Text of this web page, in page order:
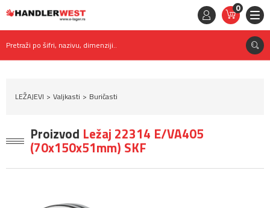
0
STAVKE
0,
RSD
Pretraži po šifri, nazivu, dimenziji..
LEŽAJEVI Valjkasti Buričasti
Proizvod Ležaj 22314 E/VA405
(70x150x51mm) SKF